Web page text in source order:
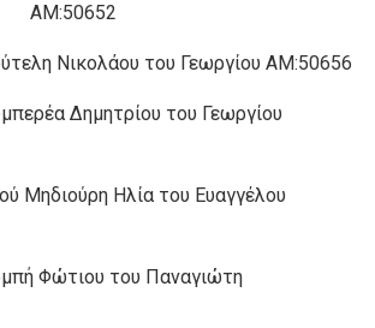
ΑΜ:50652
Νικολάου του Γεωργίου ΑΜ:50656
Δημητρίου του Γεωργίου
Μηδιούρη Ηλία του Ευαγγέλου
Φώτιου του Παναγιώτη